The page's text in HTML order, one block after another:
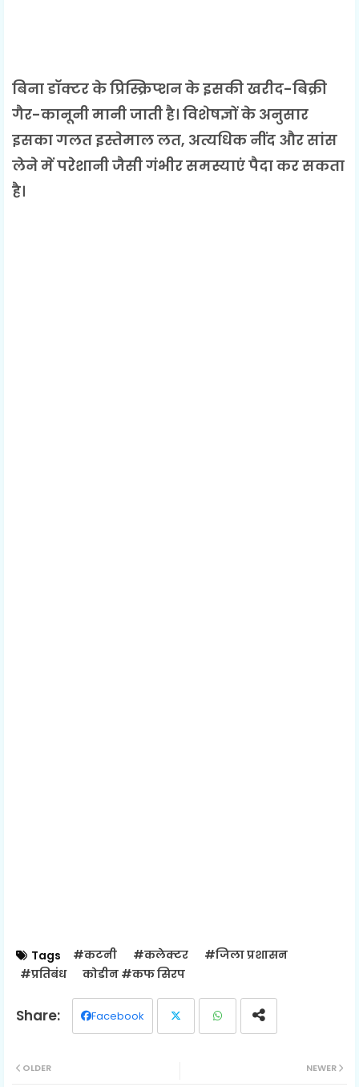
बिना डॉक्टर के प्रिस्क्रिप्शन के इसकी खरीद-बिक्री
गैर-कानूनी मानी जाती है। विशेषज्ञों के अनुसार
इसका गलत इस्तेमाल लत, अत्यधिक नींद और सांस
लेने में परेशानी जैसी गंभीर समस्याएं पैदा कर सकता
है।
Tags #कटनी #कलेक्टर
#जिला प्रशासन
#प्रतिबंध
कोडीन #कफ सिरप
Facebook
NEWER
OLDER